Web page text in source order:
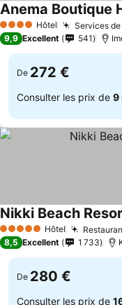
4 Étoiles Hôtel Services
Anema Boutique
9,9 Excellent 541
De 272 €
Consulter les prix de 9
5 Étoiles Hôtel
Nikki Beach
8,5 Excellent 1 733
De 280 €
Consulter les prix de